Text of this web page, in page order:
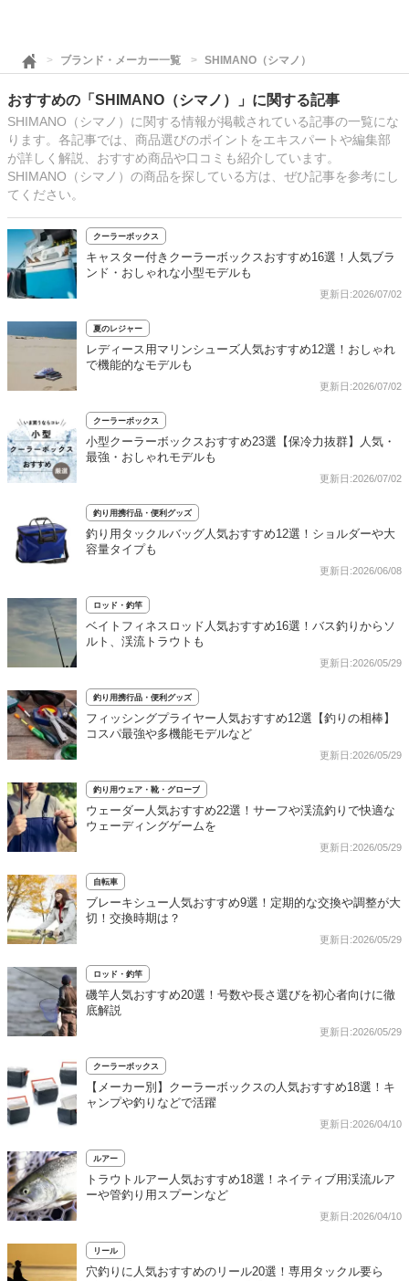
ブランド・メーカー一覧 SHIMANO（シマノ）
おすすめの「SHIMANO（シマノ）」に関する記事
SHIMANO（シマノ）に関する情報が掲載されている記事の一覧にな
ります。各記事では、商品選びのポイントをエキスパートや編集部
が詳しく解説、おすすめ商品や口コミも紹介しています。
SHIMANO（シマノ）の商品を探している方は、ぜひ記事を参考にし
てください。
クーラーボックス
キャスター付きクーラーボックスおすすめ16選！人気ブラ
ンド・おしゃれな小型モデルも
更新日:2026/07/02
夏のレジャー
レディース用マリンシューズ人気おすすめ12選！おしゃれ
で機能的なモデルも
更新日:2026/07/02
クーラーボックス
小型クーラーボックスおすすめ23選【保冷力抜群】人気・
最強・おしゃれモデルも
更新日:2026/07/02
釣り用携行品・便利グッズ
釣り用タックルバッグ人気おすすめ12選！ショルダーや大
容量タイプも
更新日:2026/06/08
ロッド・釣竿
ベイトフィネスロッド人気おすすめ16選！バス釣りからソ
ルト、渓流トラウトも
更新日:2026/05/29
釣り用携行品・便利グッズ
フィッシングプライヤー人気おすすめ12選【釣りの相棒】
コスパ最強や多機能モデルなど
更新日:2026/05/29
釣り用ウェア・靴・グローブ
ウェーダー人気おすすめ22選！サーフや渓流釣りで快適な
ウェーディングゲームを
更新日:2026/05/29
自転車
ブレーキシュー人気おすすめ9選！定期的な交換や調整が大
切！交換時期は？
更新日:2026/05/29
ロッド・釣竿
磯竿人気おすすめ20選！号数や長さ選びを初心者向けに徹
底解説
更新日:2026/05/29
クーラーボックス
【メーカー別】クーラーボックスの人気おすすめ18選！キ
ャンプや釣りなどで活躍
更新日:2026/04/10
ルアー
トラウトルアー人気おすすめ18選！ネイティブ用渓流ルア
ーや管釣り用スプーンなど
更新日:2026/04/10
リール
穴釣りに人気おすすめのリール20選！専用タックル要ら